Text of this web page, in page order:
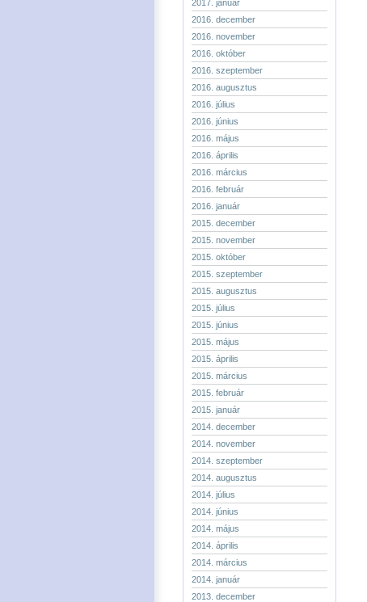
2017. január
2016. december
2016. november
2016. október
2016. szeptember
2016. augusztus
2016. július
2016. június
2016. május
2016. április
2016. március
2016. február
2016. január
2015. december
2015. november
2015. október
2015. szeptember
2015. augusztus
2015. július
2015. június
2015. május
2015. április
2015. március
2015. február
2015. január
2014. december
2014. november
2014. szeptember
2014. augusztus
2014. július
2014. június
2014. május
2014. április
2014. március
2014. január
2013. december